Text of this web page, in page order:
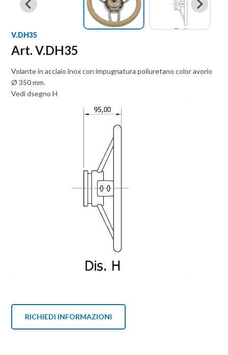
V.DH35
Art. V.DH35
Volante in acciaio inox con impugnatura poliuretano color avorio
Ø 350 mm.
Vedi dsegno H
RICHIEDI INFORMAZIONI